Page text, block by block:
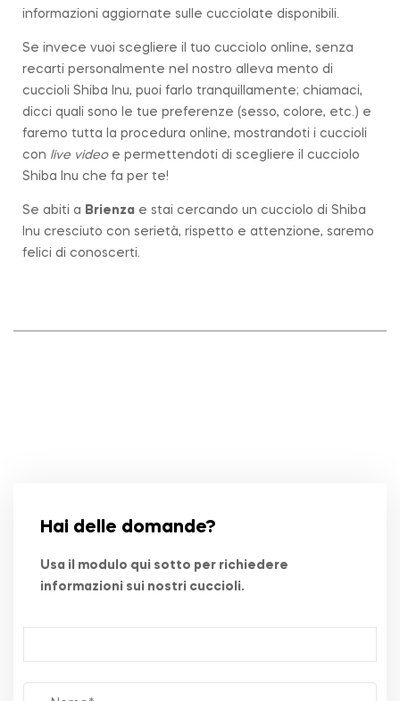
informazioni aggiornate sulle cucciolate disponibili.
Se invece vuoi scegliere il tuo cucciolo online, senza
recarti personalmente nel nostro alleva mento di
cuccioli Shiba Inu, puoi farlo tranquillamente; chiamaci,
dicci quali sono le tue preferenze (sesso, colore, etc.) e
faremo tutta la procedura online, mostrandoti i cuccioli
con live videoe permettendoti di scegliere il cucciolo
Shiba Inu che fa per te!
Se abiti a Brienza e stai cercando un cucciolo di Shiba
Inu cresciuto con serietà, rispetto e attenzione, saremo
felici di conoscerti.
Hai delle domande?
Usa il modulo qui sotto per richiedere
informazioni sui nostri cuccioli.